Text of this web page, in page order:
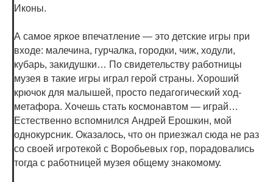
Иконы.
А самое яркое впечатление — это детские игры при
входе: малечина, гурчалка, городки, чиж, ходули,
кубарь, закидушки… По свидетельству работницы
музея в такие игры играл герой страны. Хороший
крючок для малышей, просто педагогический ход-
метафора. Хочешь стать космонавтом — играй…
Естественно вспомнился Андрей Ерошкин, мой
однокурсник. Оказалось, что он приезжал сюда не раз
со своей игротекой с Воробьевых гор, порадовались
тогда с работницей музея общему знакомому.